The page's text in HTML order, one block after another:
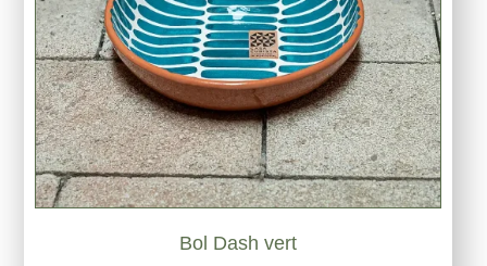
Bol Dash vert